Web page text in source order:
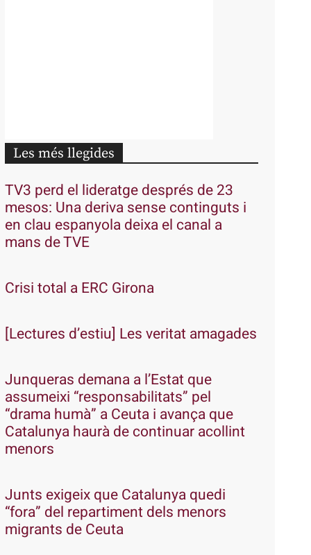
Les més llegides
TV3 perd el lideratge després de 23
mesos: Una deriva sense continguts i
en clau espanyola deixa el canal a
mans de TVE
Crisi total a ERC Girona
[Lectures d’estiu] Les veritat amagades
Junqueras demana a l’Estat que
assumeixi “responsabilitats” pel
“drama humà” a Ceuta i avança que
Catalunya haurà de continuar acollint
menors
Junts exigeix que Catalunya quedi
“fora” del repartiment dels menors
migrants de Ceuta